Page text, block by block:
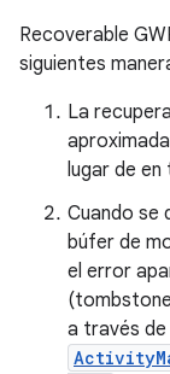
Recoverable
siguientes
La
lugar de en
Cuando se
búfer de
el error
a través de